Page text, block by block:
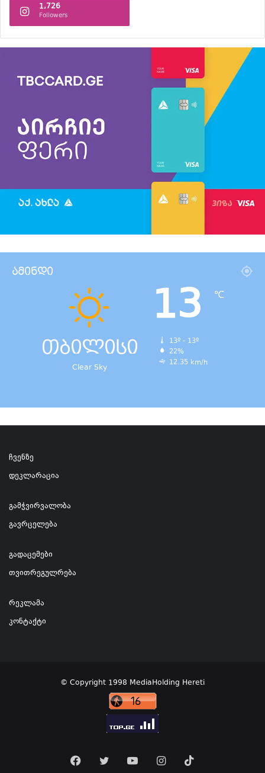
1,726
Followers
ამინდი
თბილისი
Clear Sky
13 ℃
13º - 13º
22%
12.35 km/h
ჩვენზე
დეკლარაცია
გამჭვირვალობა
გავრცელება
გადაცემები
თვითრეგულრება
რეკლამა
კონტაქტი
© Copyright 1998 MediaHolding Hereti
FacebookTwitter YouTubeInstagram